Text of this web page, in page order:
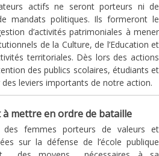
actifs ne seront porteurs ni de
mandats politiques. Ils formeront le
d’activités patrimoniales à mener
de la Culture, de l’Education et
territoriales. Dès lors des actions
des publics scolaires, étudiants et
leviers importants de notre action.
mettre en ordre de bataille
femmes porteurs de valeurs et
sur la défense de l’école publique